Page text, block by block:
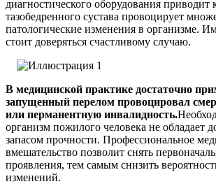
диагностического оборудования приводит
тазобедренного сустава провоцирует
патологические изменения в организме.
стоит доверяться счастливому случаю.
В медицинской практике достаточно
запущенный перелом провоцировал
или перманентную инвалидность.
организм пожилого человека не обладает
запасом прочности. Профессиональное
вмешательство позволит снять
проявления, тем самым снизить
изменений.